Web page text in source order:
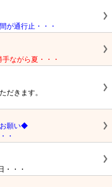
が通行止・・・
ながら夏・・・
だきます。
願い◆
・
・・・